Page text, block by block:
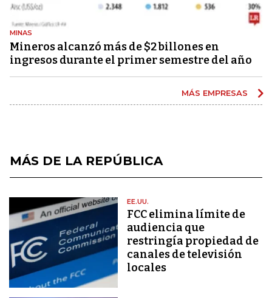
MINAS
Mineros alcanzó más de $2 billones en
ingresos durante el primer semestre del año
MÁS EMPRESAS
MÁS DE LA REPÚBLICA
EE.UU.
FCC elimina límite de
audiencia que
restringía propiedad de
canales de televisión
locales